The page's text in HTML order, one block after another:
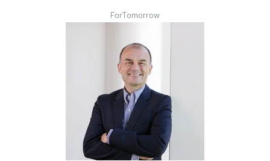
ForTomorrow